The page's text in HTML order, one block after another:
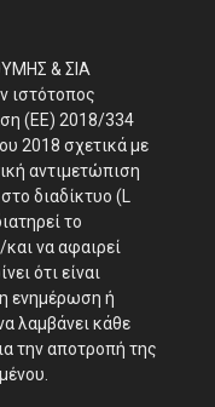
& ΣΙΑ
ιστότοπος
(ΕΕ) 2018/334
2018 σχετικά με
αντιμετώπιση
διαδίκτυο (L
το
να αφαιρεί
ότι είναι
ενημέρωση ή
λαμβάνει κάθε
την αποτροπή της